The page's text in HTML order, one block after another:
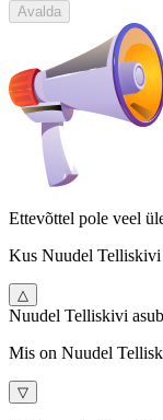
Avalda
Ettevõttel pole veel
Kus Nuudel Telliskivi
△
Nuudel Telliskivi
Mis on Nuudel
▽